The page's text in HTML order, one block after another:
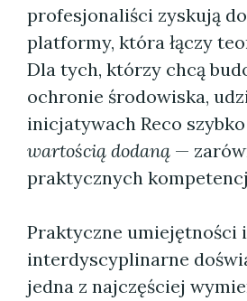
profesjonaliści zyskują
platformy, która łączy
Dla tych, którzy chcą
ochronie środowiska,
inicjatywach Reco
wartością dodaną —
praktycznych
Praktyczne umiejętności i
interdyscyplinarne
jedna z najczęściej